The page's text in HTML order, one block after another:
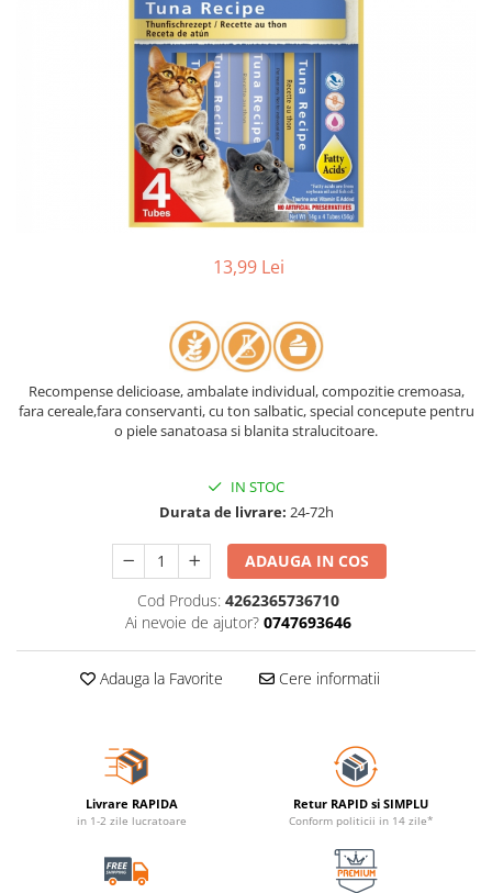
13,99 Lei
Recompense delicioase, ambalate individual, compozitie cremoasa,
fara cereale,fara conservanti, cu ton salbatic, special concepute pentru
o piele sanatoasa si blanita stralucitoare.
IN STOC
Durata de livrare: 24-72h
ADAUGA IN COS
Cod Produs: 4262365736710
Ai nevoie de ajutor? 0747693646
Adauga la Favorite Cere informatii
Livrare RAPIDA
in 1-2 zile lucratoare
Retur RAPID si SIMPLU
Conform politicii in 14 zile*